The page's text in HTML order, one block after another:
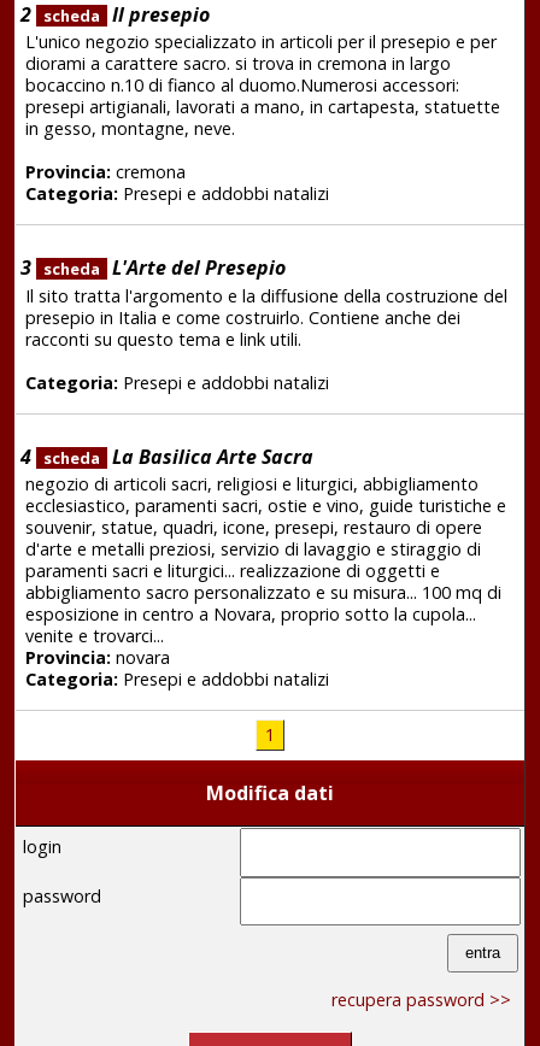
2 scheda Il presepio
L'unico negozio specializzato in articoli per il presepio e per
diorami a carattere sacro. si trova in cremona in largo
bocaccino n.10 di fianco al duomo.Numerosi accessori:
presepi artigianali, lavorati a mano, in cartapesta, statuette
in gesso, montagne, neve.
Provincia:cremona
Categoria:Presepi e addobbi natalizi
3 scheda L'Arte del Presepio
Il sito tratta l'argomento e la diffusione della costruzione del
presepio in Italia e come costruirlo. Contiene anche dei
racconti su questo tema e link utili.
Categoria:Presepi e addobbi natalizi
4 scheda La Basilica Arte Sacra
negozio di articoli sacri, religiosi e liturgici, abbigliamento
ecclesiastico, paramenti sacri, ostie e vino, guide turistiche e
souvenir, statue, quadri, icone, presepi, restauro di opere
d'arte e metalli preziosi, servizio di lavaggio e stiraggio di
paramenti sacri e liturgici... realizzazione di oggetti e
abbigliamento sacro personalizzato e su misura... 100 mq di
esposizione in centro a Novara, proprio sotto la cupola...
venite e trovarci...
Provincia:novara
Categoria:Presepi e addobbi natalizi
1
Modifica dati
login
password
recupera password >>